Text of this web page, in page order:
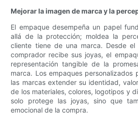
Mejorar la imagen de marca y la
El empaque desempeña un papel
allá de la protección; moldea la
cliente tiene de una marca. Desde
comprador recibe sus joyas, el
representación tangible de la
marca. Los empaques personalizados
las marcas extender su identidad,
de los materiales, colores, logotipos y
solo protege las joyas, sino que
emocional de la compra.